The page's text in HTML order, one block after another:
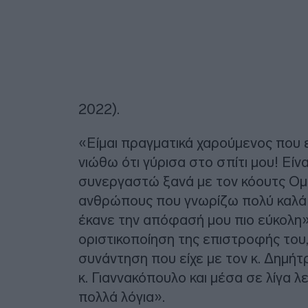
2022).
«Είμαι πραγματικά χαρούμενος
νιώθω ότι γύρισα στο σπίτι μου!
συνεργαστώ ξανά με τον κόουτς
ανθρώπους που γνωρίζω πολύ καλά
έκανε την απόφασή μου πιο
οριστικοποίηση της επιστροφής
συνάντηση που είχε με τον κ.
κ. Γιαννακόπουλο και μέσα σε λίγα
πολλά λόγια».